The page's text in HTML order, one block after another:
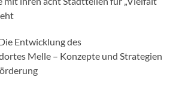
Entwicklung des
Melle – Konzepte und Strategien